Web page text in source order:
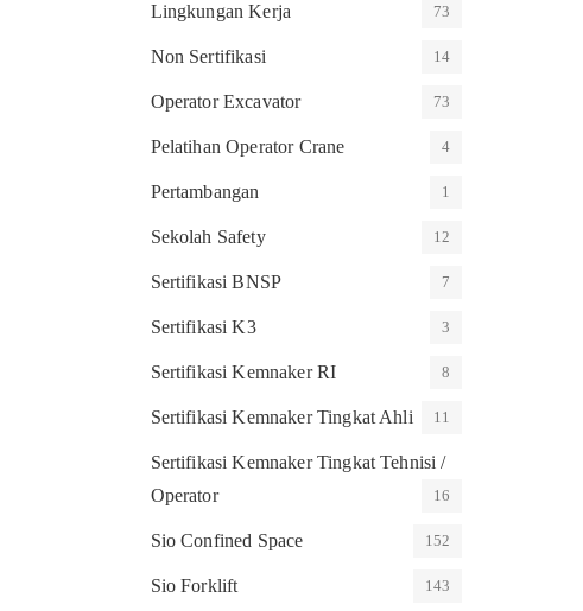
Lingkungan Kerja 73
Non Sertifikasi 14
Operator Excavator 73
Pelatihan Operator Crane 4
Pertambangan 1
Sekolah Safety 12
Sertifikasi BNSP 7
Sertifikasi K3 3
Sertifikasi Kemnaker RI 8
Sertifikasi Kemnaker Tingkat Ahli 11
Sertifikasi Kemnaker Tingkat Tehnisi /
Operator
16
Sio Confined Space 152
Sio Forklift 143